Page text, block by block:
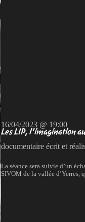
16/04/2023 @ 19:00
Les LIP, l’imagination
documentaire écrit et
La séance sera suivie d’un
SIVOM de la vallée d’Yerres,